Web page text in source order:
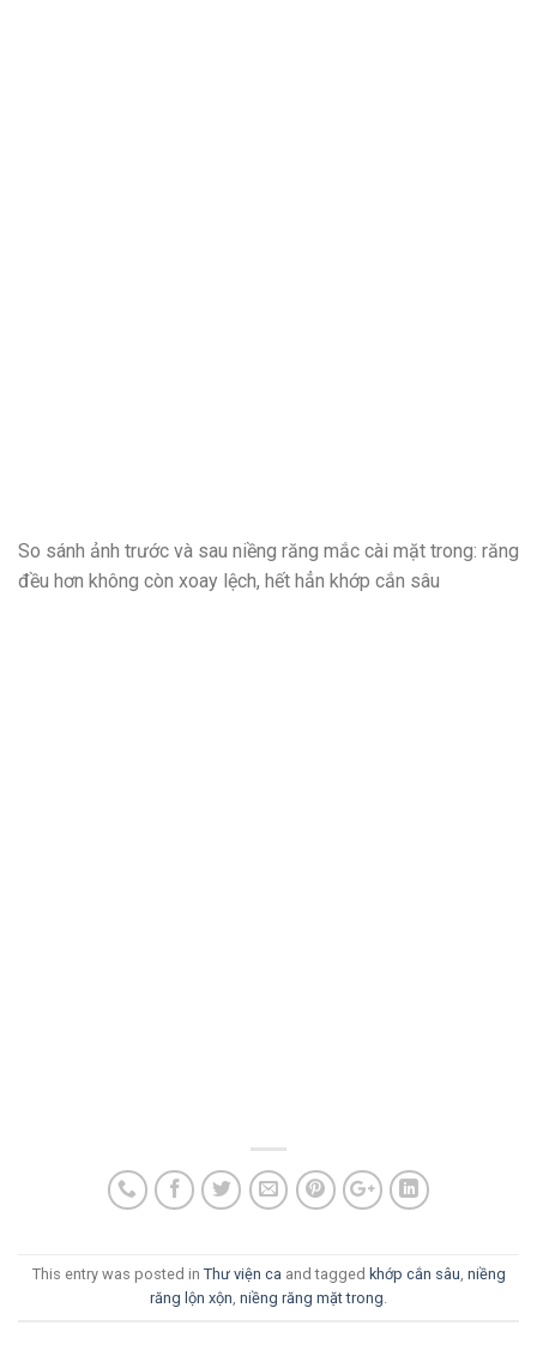
So sánh ảnh trước và sau niềng răng mắc cài mặt trong: răng
đều hơn không còn xoay lệch, hết hẳn khớp cắn sâu
This entry was posted in Thư viện ca and tagged khớp cắn sâu, niềng
răng lộn xộn, niềng răng mặt trong.